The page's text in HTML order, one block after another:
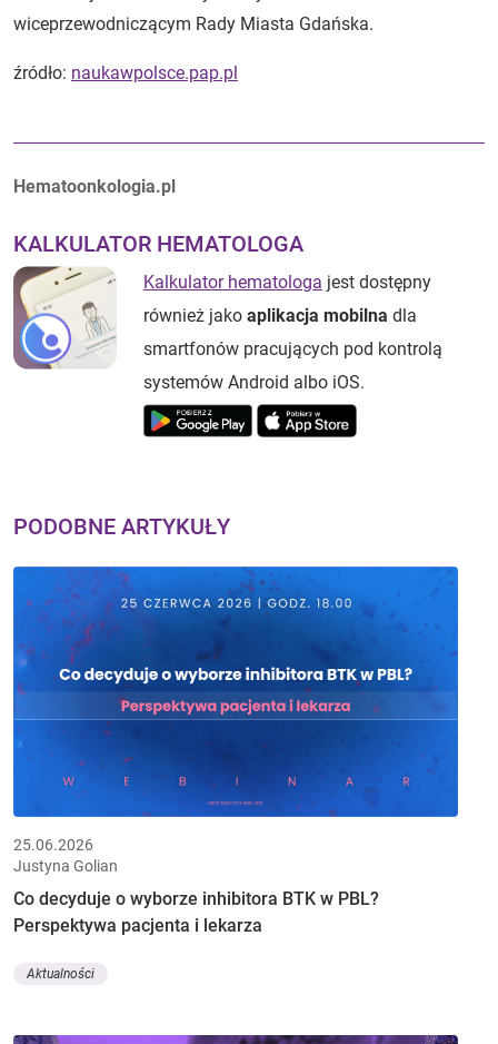
wiceprzewodniczącym Rady Miasta Gdańska.
źródło: naukawpolsce.pap.pl
Autorzy:
Hematoonkologia.pl
KALKULATOR HEMATOLOGA
Kalkulator hematologa jest dostępny
również jako aplikacja mobilna dla
smartfonów pracujących pod kontrolą
systemów Android albo iOS.
PODOBNE ARTYKUŁY
25.06.2026
Justyna Golian
Co decyduje o wyborze inhibitora BTK w PBL?
Perspektywa pacjenta i lekarza
Aktualności